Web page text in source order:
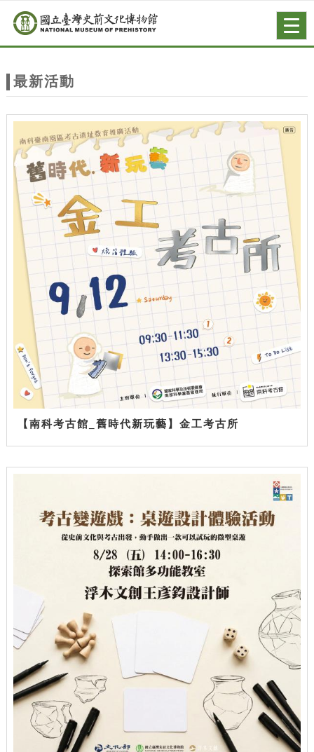
站
主
題
跳到主要內容
網站導覽
最新活動
【南科考古館_舊時代新玩藝】金工考古所